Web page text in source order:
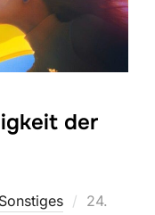
der
Sonstiges
24.